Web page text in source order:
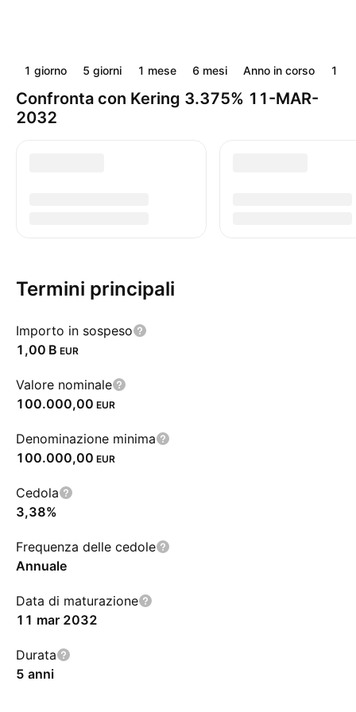
1 giorno 5 giorni 1 mese 6 mesi Anno in corso 1
Confronta con Kering 3.375% 11-MAR-
2032
Termini principali
Importo in sospeso
‪1,00 B‬ EUR
Valore nominale
100.000,00 EUR
Denominazione minima
100.000,00 EUR
Cedola
3,38%
Frequenza delle cedole
Annuale
Data di maturazione
11 mar 2032
Durata
5 anni